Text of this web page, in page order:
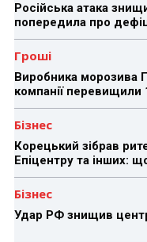
Російська атака
попередила про
Гроші
Виробника морозива
компанії перевищили
Бізнес
Корецький зібрав
Епіцентру та інших:
Бізнес
Удар РФ знищив